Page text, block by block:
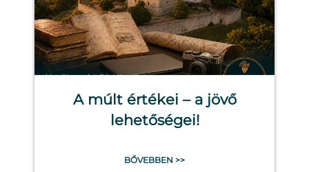
A múlt értékei – a jövő
lehetőségei!
BŐVEBBEN >>